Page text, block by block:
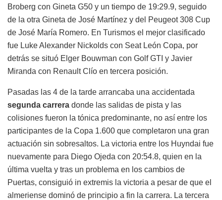
Broberg con Gineta G50 y un tiempo de 19:29.9, seguido
de la otra Gineta de José Martínez y del Peugeot 308 Cup
de José María Romero. En Turismos el mejor clasificado
fue Luke Alexander Nickolds con Seat León Copa, por
detrás se situó Elger Bouwman con Golf GTI y Javier
Miranda con Renault Clío en tercera posición.
Pasadas las 4 de la tarde arrancaba una accidentada
segunda carrera donde las salidas de pista y las
colisiones fueron la tónica predominante, no así entre los
participantes de la Copa 1.600 que completaron una gran
actuación sin sobresaltos. La victoria entre los Huyndai fue
nuevamente para Diego Ojeda con 20:54.8, quien en la
última vuelta y tras un problema en los cambios de
Puertas, consiguió in extremis la victoria a pesar de que el
almeriense dominó de principio a fin la carrera. La tercera